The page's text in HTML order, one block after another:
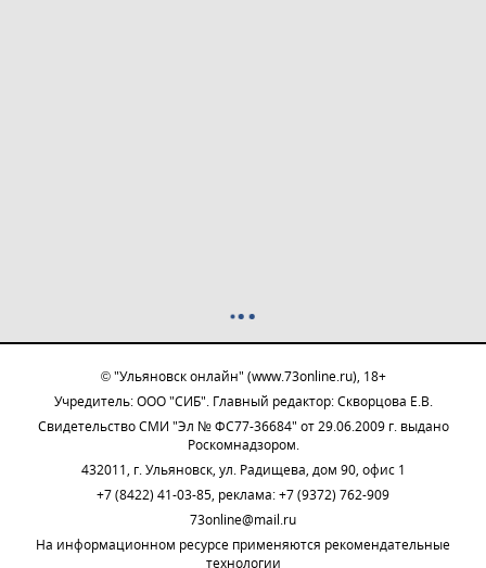
© "Ульяновск онлайн" (www.73online.ru), 18+
Учредитель: ООО "СИБ". Главный редактор: Скворцова Е.В.
Свидетельство СМИ "Эл № ФС77-36684" от 29.06.2009 г. выдано
Роскомнадзором.
432011, г. Ульяновск, ул. Радищева, дом 90, офис 1
+7 (8422) 41-03-85, реклама: +7 (9372) 762-909
73online@mail.ru
На информационном ресурсе применяются рекомендательные
технологии